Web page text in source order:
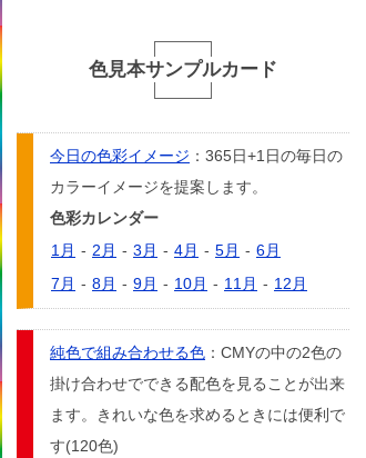
色見本サンプルカード
今日の色彩イメージ ：365日+1日の毎日の
カラーイメージを提案します。
色彩カレンダー
1月 - 2月 - 3月 - 4月 - 5月 - 6月
7月 - 8月 - 9月 - 10月 - 11月 - 12月
純色で組み合わせる色 ：CMYの中の2色の
掛け合わせでできる配色を見ることが出来
ます。きれいな色を求めるときには便利で
す(120色)